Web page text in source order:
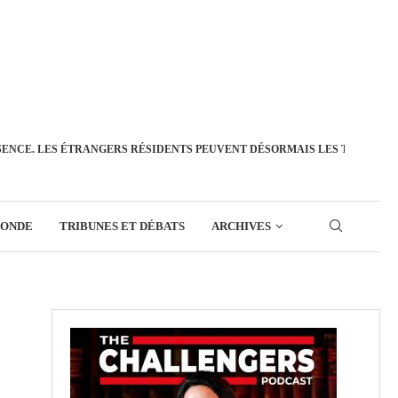
LES ÉTRANGERS RÉSIDENTS PEUVENT DÉSORMAIS LES
TRIBUNES ET DÉBATS ARCHIVES